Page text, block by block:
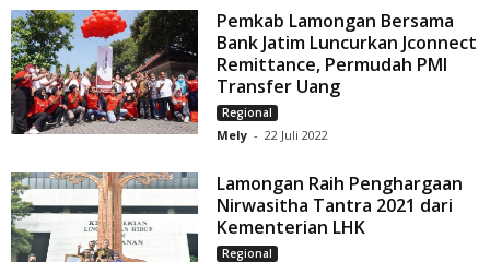
Pemkab Lamongan Bersama
Bank Jatim Luncurkan Jconnect
Remittance, Permudah PMI
Transfer Uang
Regional
Mely - 22 Juli 2022
Lamongan Raih Penghargaan
Nirwasitha Tantra 2021 dari
Kementerian LHK
Regional